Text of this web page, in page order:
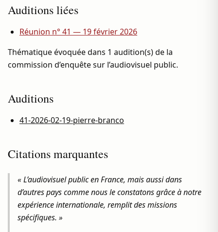
Auditions liées
Réunion n° 41 — 19 février 2026
Thématique évoquée dans 1 audition(s) de la
commission d’enquête sur l’audiovisuel public.
Auditions
41-2026-02-19-pierre-branco
Citations marquantes
« L’audiovisuel public en France, mais aussi dans
d’autres pays comme nous le constatons grâce à notre
expérience internationale, remplit des missions
spécifiques. »